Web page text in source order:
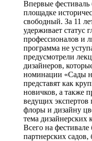
Впервые фестиваль
площадке
свободный. За 11
удерживает статус
профессионалов и
программа не
предусмотрели
дизайнеров,
номинации «Сады
представят как
новичков, а также
ведущих
флоры и дизайну
тема
Всего на фестивале
партнерских